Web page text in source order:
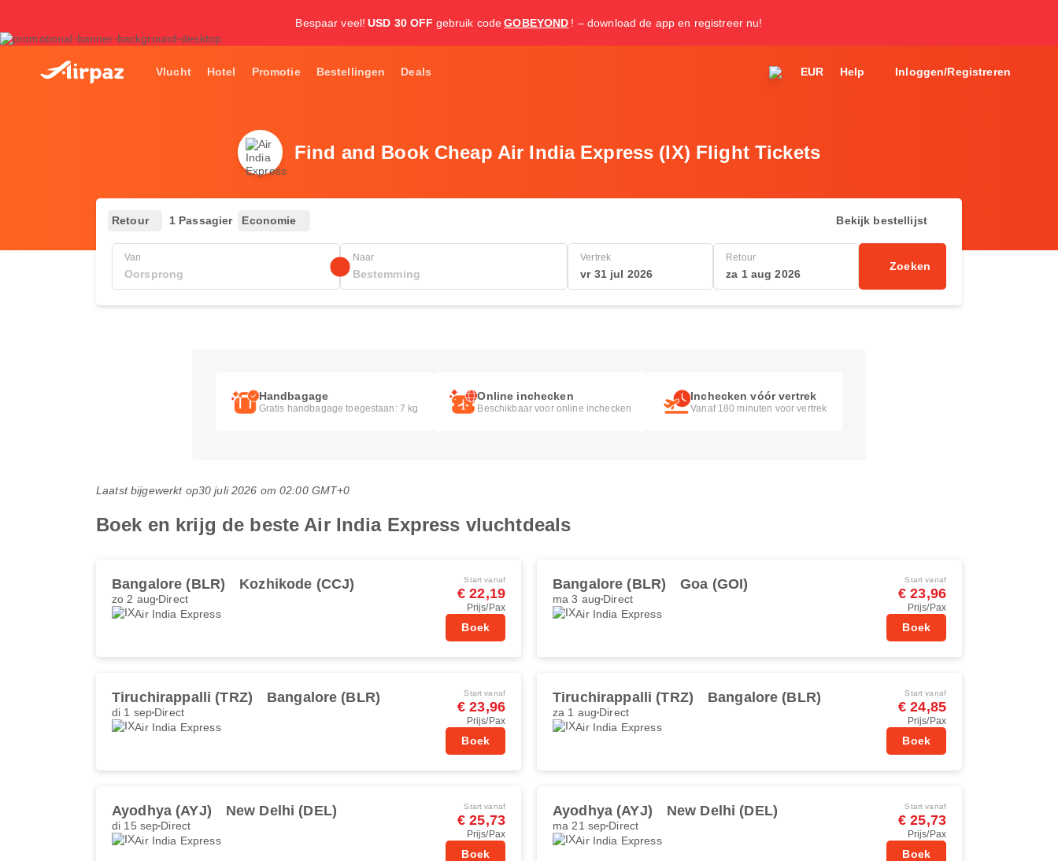
Bespaar veel! USD 30 OFF gebruik code GOBEYOND ! – download de app en registreer nu!
Vlucht Hotel Promotie Bestellingen Deals EUR Help Inloggen/Registreren
Find and Book Cheap Air India Express (IX) Flight Tickets
Retour 1 Passagier Economie Bekijk bestellijst
Van Naar Vertrek
vr 31 jul 2026
Retour
za 1 aug 2026
Zoeken
Handbagage
Gratis handbagage toegestaan: 7 kg
Online inchecken
Beschikbaar voor online inchecken
Inchecken vóór vertrek
Vanaf 180 minuten voor vertrek
Laatst bijgewerkt op30 juli 2026 om 02:00 GMT+0
Boek en krijg de beste Air India Express vluchtdeals
Bangalore (BLR) Kozhikode (CCJ)
zo 2 aug Direct
Air India Express
Start vanaf
€ 22,19
Prijs/Pax
Boek
Bangalore (BLR) Goa (GOI)
ma 3 aug Direct
Air India Express
Start vanaf
€ 23,96
Prijs/Pax
Boek
Tiruchirappalli (TRZ) Bangalore (BLR)
di 1 sep Direct
Air India Express
Start vanaf
€ 23,96
Prijs/Pax
Boek
Tiruchirappalli (TRZ) Bangalore (BLR)
za 1 aug Direct
Air India Express
Start vanaf
€ 24,85
Prijs/Pax
Boek
Ayodhya (AYJ) New Delhi (DEL)
di 15 sep Direct
Air India Express
Start vanaf
€ 25,73
Prijs/Pax
Boek
Ayodhya (AYJ) New Delhi (DEL)
ma 21 sep Direct
Air India Express
Start vanaf
€ 25,73
Prijs/Pax
Boek